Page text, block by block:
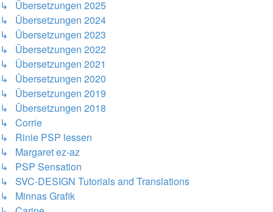
↳ Übersetzungen 2025
↳ Übersetzungen 2024
↳ Übersetzungen 2023
↳ Übersetzungen 2022
↳ Übersetzungen 2021
↳ Übersetzungen 2020
↳ Übersetzungen 2019
↳ Übersetzungen 2018
↳ Corrie
↳ Rinie PSP lessen
↳ Margaret ez-az
↳ PSP Sensation
↳ SVC-DESIGN Tutorials and Translations
↳ Minnas Grafik